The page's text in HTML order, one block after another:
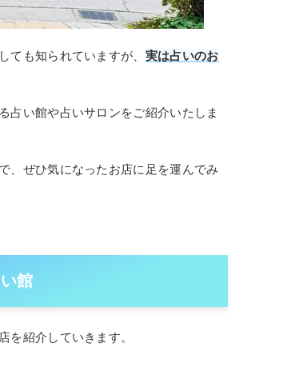
ても知られていますが、 実は占いのお
占い館や占いサロンをご紹介いたしま
、ぜひ気になったお店に足を運んでみ
館
を紹介していきます。